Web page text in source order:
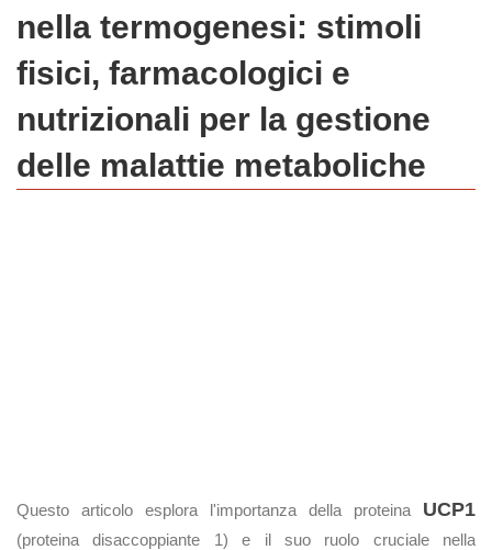
nella termogenesi: stimoli
fisici, farmacologici e
nutrizionali per la gestione
delle malattie metaboliche
Questo articolo esplora l'importanza della proteina UCP1
(proteina disaccoppiante 1) e il suo ruolo cruciale nella